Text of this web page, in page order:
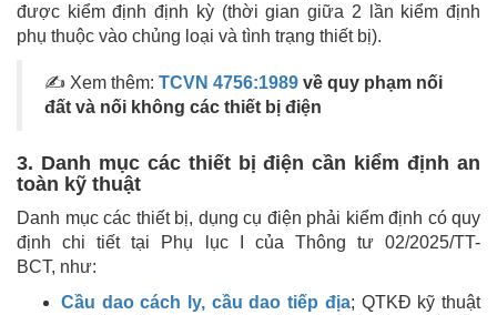
được kiểm định định kỳ (thời gian giữa 2 lần kiểm định
phụ thuộc vào chủng loại và tình trạng thiết bị).
✍ Xem thêm: TCVN 4756:1989 về quy phạm nối
đất và nối không các thiết bị điện
3. Danh mục các thiết bị điện cần kiểm định an
toàn kỹ thuật
Danh mục các thiết bị, dụng cụ điện phải kiểm định có quy
định chi tiết tại Phụ lục I của Thông tư 02/2025/TT-
BCT, như:
Cầu dao cách ly, cầu dao tiếp địa; QTKĐ kỹ thuật